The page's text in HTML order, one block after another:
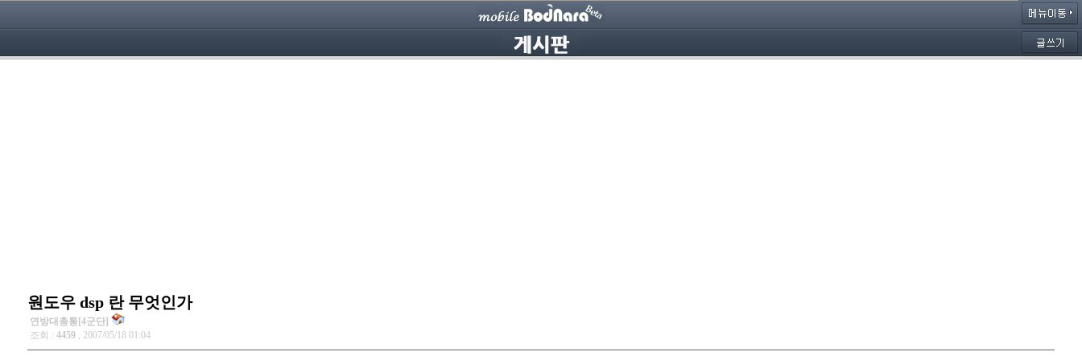
원도우 dsp 란 무엇인가
연방대총통[4군단]
조회 : 4459 , 2007/05/18 01:04